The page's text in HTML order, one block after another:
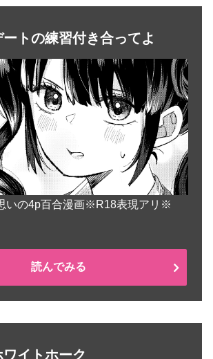
ートの練習付き合ってよ
いの4p百合漫画※R18表現アリ※
読んでみる
ワイトホーク